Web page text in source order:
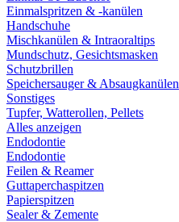
Einmalspritzen & -kanülen
Handschuhe
Mischkanülen & Intraoraltips
Mundschutz, Gesichtsmasken
Schutzbrillen
Speichersauger & Absaugkanülen
Sonstiges
Tupfer, Watterollen, Pellets
Alles anzeigen
Endodontie
Endodontie
Feilen & Reamer
Guttaperchaspitzen
Papierspitzen
Sealer & Zemente